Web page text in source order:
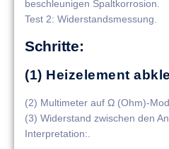
beschleunigen Spaltkorrosion.
​​Test 2: Widerstandsmessung​​.
​​Schritte​​:
(1) Heizelement
(2) Multimeter auf Ω (Ohm)-
(3) Widerstand zwischen den
​​Interpretation​​:.